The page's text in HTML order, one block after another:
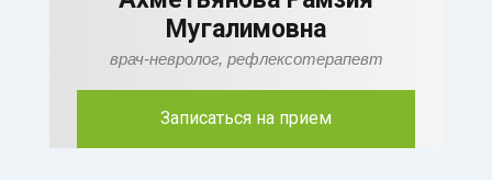
Мугалимовна
врач-невролог, рефлексотерапевт
Записаться на прием